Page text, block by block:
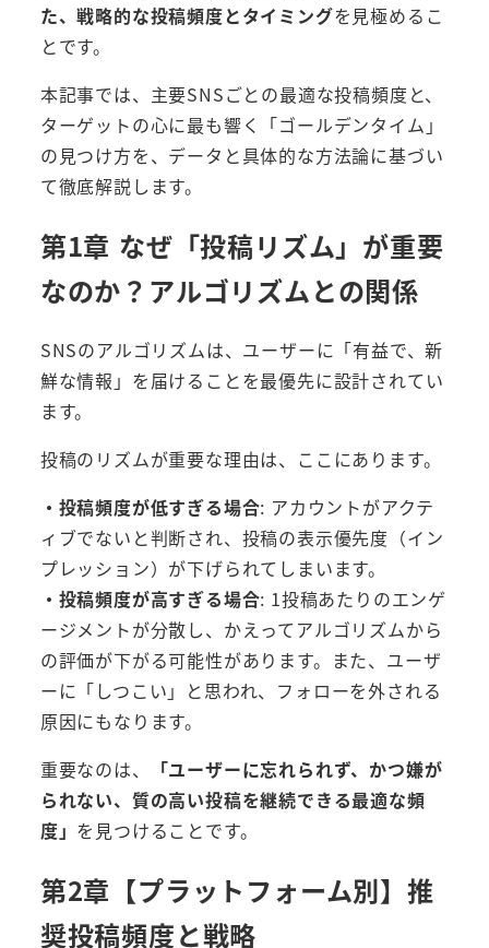
た、戦略的な投稿頻度とタイミングを見極めるこ
とです。
本記事では、主要SNSごとの最適な投稿頻度と、
ターゲットの心に最も響く「ゴールデンタイム」
の見つけ方を、データと具体的な方法論に基づい
て徹底解説します。
第1章 なぜ「投稿リズム」が重要
なのか？アルゴリズムとの関係
SNSのアルゴリズムは、ユーザーに「有益で、新
鮮な情報」を届けることを最優先に設計されてい
ます。
投稿のリズムが重要な理由は、ここにあります。
・投稿頻度が低すぎる場合: アカウントがアクテ
ィブでないと判断され、投稿の表示優先度（イン
プレッション）が下げられてしまいます。
・投稿頻度が高すぎる場合: 1投稿あたりのエンゲ
ージメントが分散し、かえってアルゴリズムから
の評価が下がる可能性があります。また、ユーザ
ーに「しつこい」と思われ、フォローを外される
原因にもなります。
重要なのは、
「ユーザーに忘れられず、かつ嫌が
られない、質の高い投稿を継続できる最適な頻
度」 を見つけることです。
第2章【プラットフォーム別】推
奨投稿頻度と戦略